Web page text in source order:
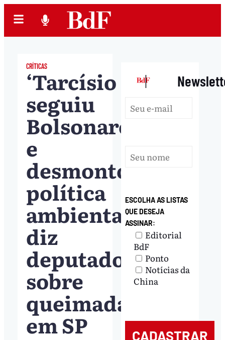
CRÍTICAS
‘Tarcísio
seguiu
Bolsonaro
e
desmontou
política
ambiental’,
diz
deputado
sobre
queimadas
em SP
|
ESCOLHA AS LISTAS
QUE DESEJA
ASSINAR:
Editorial
BdF
Ponto
Notícias da
China